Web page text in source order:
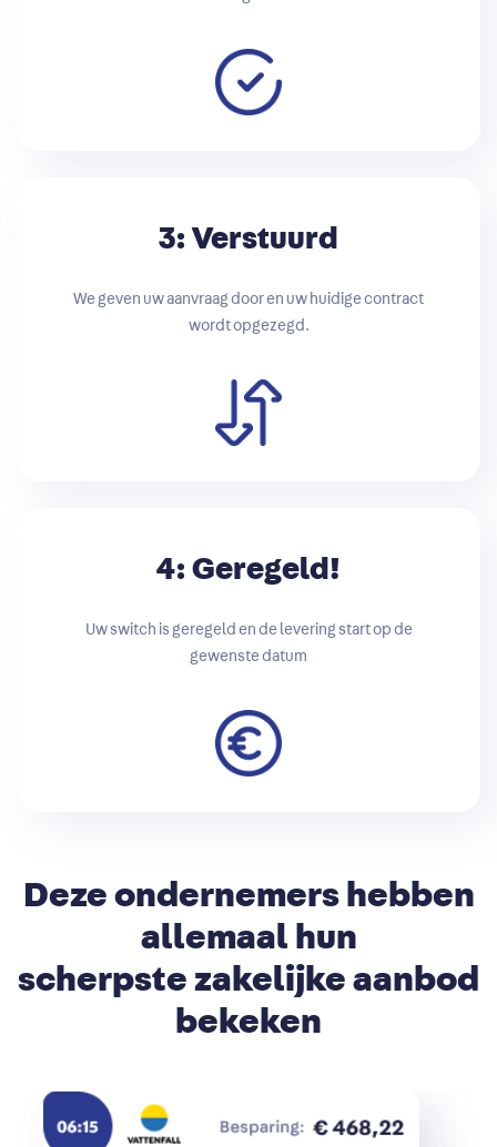
3: Verstuurd
We geven uw aanvraag door en uw huidige contract
wordt opgezegd.
4: Geregeld!
Uw switch is geregeld en de levering start op de
gewenste datum
Deze ondernemershebben
allemaal hun
scherpste zakelijke aanbod
bekeken